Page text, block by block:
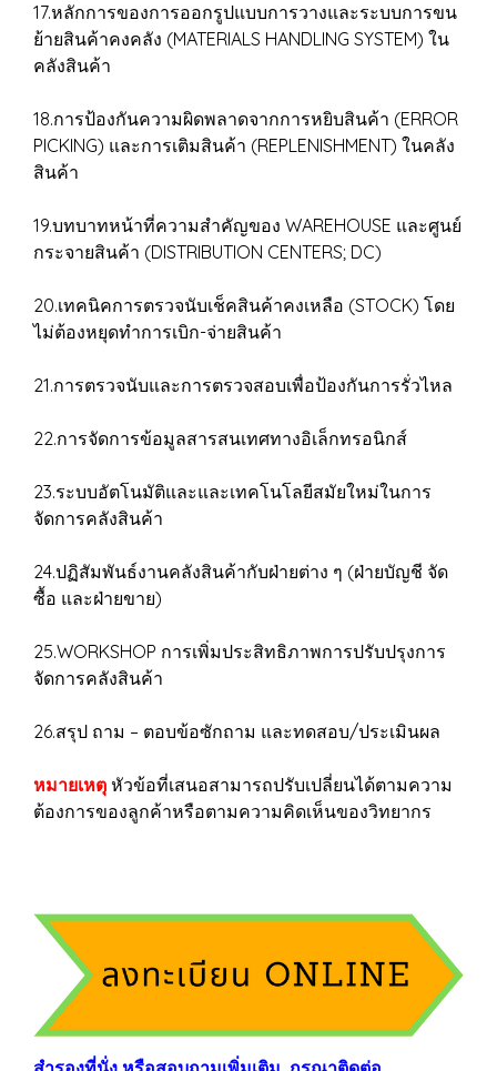
17.หลักการของการออกรูปแบบการวางและระบบการขน
ย้ายสินค้าคงคลัง (MATERIALS HANDLING SYSTEM) ใน
คลังสินค้า
18.การป้องกันความผิดพลาดจากการหยิบสินค้า (ERROR
PICKING) และการเติมสินค้า (REPLENISHMENT) ในคลัง
สินค้า
19.บทบาทหน้าที่ความสำคัญของ WAREHOUSE และศูนย์
กระจายสินค้า (DISTRIBUTION CENTERS; DC)
20.เทคนิคการตรวจนับเช็คสินค้าคงเหลือ (STOCK) โดย
ไม่ต้องหยุดทำการเบิก-จ่ายสินค้า
21.การตรวจนับและการตรวจสอบเพื่อป้องกันการรั่วไหล
22.การจัดการข้อมูลสารสนเทศทางอิเล็กทรอนิกส์
23.ระบบอัตโนมัติและและเทคโนโลยีสมัยใหม่ในการ
จัดการคลังสินค้า
24.ปฏิสัมพันธ์งานคลังสินค้ากับฝ่ายต่าง ๆ (ฝ่ายบัญชี จัด
ซื้อ และฝ่ายขาย)
25.WORKSHOP การเพิ่มประสิทธิภาพการปรับปรุงการ
จัดการคลังสินค้า
26.สรุป ถาม – ตอบข้อซักถาม และทดสอบ/ประเมินผล
หมายเหตุ หัวข้อที่เสนอสามารถปรับเปลี่ยนได้ตามความ
ต้องการของลูกค้าหรือตามความคิดเห็นของวิทยากร